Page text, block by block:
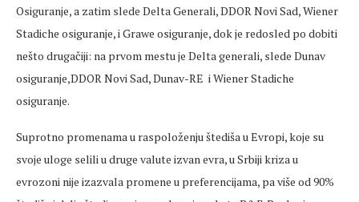
Osiguranje, a zatim slede Delta Generali, DDOR Novi Sad, Wiener
Stadiche osiguranje, i Grawe osiguranje, dok je redosled po dobiti
nešto drugačiji: na prvom mestu je Delta generali, slede Dunav
osiguranje,DDOR Novi Sad, Dunav-RE i Wiener Stadiche
osiguranje.
Suprotno promenama u raspoloženju štediša u Evropi, koje su
svoje uloge selili u druge valute izvan evra, u Srbiji kriza u
evrozoni nije izazvala promene u preferencijama, pa više od 90%